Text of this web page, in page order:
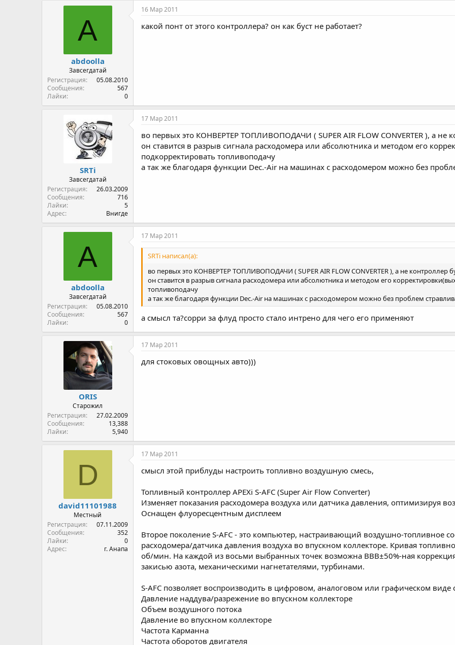
A
abdoolla
Завсегдатай
Регистрация
05.08.2010
Сообщения
567
Лайки
0
16 Мар 2011
какой понт от этого контроллера? он как буст не работает?
SRTi
Завсегдатай
Регистрация
26.03.2009
Сообщения
716
Лайки
5
Адрес
Внигде
17 Мар 2011
во первых это КОНВЕРТЕР ТОПЛИВОПОДАЧИ ( SUPER AIR FLOW CONVERTER ), а не
он ставится в разрыв сигнала расходомера или абсолютника и методом его
подкорректировать топливоподачу
а так же благодаря функции Dec.-Air на машинах с расходомером можно без
A
abdoolla
Завсегдатай
Регистрация
05.08.2010
Сообщения
567
Лайки
0
17 Мар 2011
SRTi написал(а):
во первых это КОНВЕРТЕР ТОПЛИВОПОДАЧИ ( SUPER AIR FLOW CONVERTER ), а не контроллер
он ставится в разрыв сигнала расходомера или абсолютника и методом его
топливоподачу
а так же благодаря функции Dec.-Air на машинах с расходомером можно без проблем
а смысл та?сорри за флуд просто стало интрено для чего его применяют
ORIS
Старожил
Регистрация
27.02.2009
Сообщения
13,388
Лайки
5,940
17 Мар 2011
для стоковых овощных авто)))
D
david11101988
Местный
Регистрация
07.11.2009
Сообщения
352
Лайки
0
Адрес
г. Анапа
17 Мар 2011
смысл этой приблуды настроить топливно воздушную смесь,
Топливный контроллер APEXi S-AFC (Super Air Flow Converter)
Изменяет показания расходомера воздуха или датчика давления, оптимизируя
Оснащен флуоресцентным дисплеем
Второе поколение S-AFC - это компьютер, настраивающий воздушно-топливное
расходомера/датчика давления воздуха во впускном коллекторе. Кривая
об/мин. На каждой из восьми выбранных точек возможна ВВВ±50%-ная
закисью азота, механическими нагнетателями, турбинами.
S-AFC позволяет воспроизводить в цифровом, аналоговом или графическом
Давление наддува/разрежение во впускном коллекторе
Объем воздушного потока
Давление во впускном коллекторе
Частота Карманна
Частота оборотов двигателя